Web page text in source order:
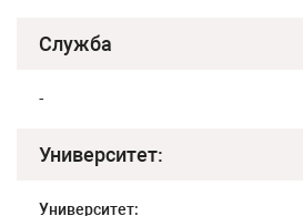
Служба
-
Университет:
Университет: